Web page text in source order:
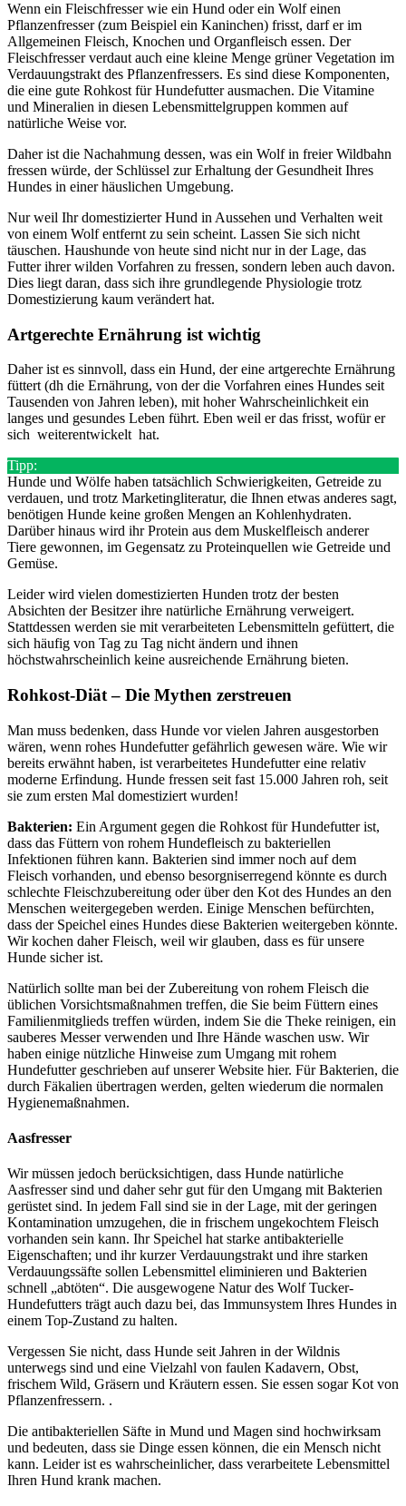
Wenn ein Fleischfresser wie ein Hund oder ein Wolf einen
Pflanzenfresser (zum Beispiel ein Kaninchen) frisst, darf er im
Allgemeinen Fleisch, Knochen und Organfleisch essen. Der
Fleischfresser verdaut auch eine kleine Menge grüner Vegetation im
Verdauungstrakt des Pflanzenfressers. Es sind diese Komponenten,
die eine gute Rohkost für Hundefutter ausmachen. Die Vitamine
und Mineralien in diesen Lebensmittelgruppen kommen auf
natürliche Weise vor.
Daher ist die Nachahmung dessen, was ein Wolf in freier Wildbahn
fressen würde, der Schlüssel zur Erhaltung der Gesundheit Ihres
Hundes in einer häuslichen Umgebung.
Nur weil Ihr domestizierter Hund in Aussehen und Verhalten weit
von einem Wolf entfernt zu sein scheint. Lassen Sie sich nicht
täuschen. Haushunde von heute sind nicht nur in der Lage, das
Futter ihrer wilden Vorfahren zu fressen, sondern leben auch davon.
Dies liegt daran, dass sich ihre grundlegende Physiologie trotz
Domestizierung kaum verändert hat.
Artgerechte Ernährung ist wichtig
Daher ist es sinnvoll, dass ein Hund, der eine artgerechte Ernährung
füttert (dh die Ernährung, von der die Vorfahren eines Hundes seit
Tausenden von Jahren leben), mit hoher Wahrscheinlichkeit ein
langes und gesundes Leben führt. Eben weil er das frisst, wofür er
sich weiterentwickelt hat.
Tipp:
Hunde und Wölfe haben tatsächlich Schwierigkeiten, Getreide zu
verdauen, und trotz Marketingliteratur, die Ihnen etwas anderes sagt,
benötigen Hunde keine großen Mengen an Kohlenhydraten.
Darüber hinaus wird ihr Protein aus dem Muskelfleisch anderer
Tiere gewonnen, im Gegensatz zu Proteinquellen wie Getreide und
Gemüse.
Leider wird vielen domestizierten Hunden trotz der besten
Absichten der Besitzer ihre natürliche Ernährung verweigert.
Stattdessen werden sie mit verarbeiteten Lebensmitteln gefüttert, die
sich häufig von Tag zu Tag nicht ändern und ihnen
höchstwahrscheinlich keine ausreichende Ernährung bieten.
Rohkost-Diät – Die Mythen zerstreuen
Man muss bedenken, dass Hunde vor vielen Jahren ausgestorben
wären, wenn rohes Hundefutter gefährlich gewesen wäre. Wie wir
bereits erwähnt haben, ist verarbeitetes Hundefutter eine relativ
moderne Erfindung. Hunde fressen seit fast 15.000 Jahren roh, seit
sie zum ersten Mal domestiziert wurden!
Bakterien: Ein Argument gegen die Rohkost für Hundefutter ist,
dass das Füttern von rohem Hundefleisch zu bakteriellen
Infektionen führen kann. Bakterien sind immer noch auf dem
Fleisch vorhanden, und ebenso besorgniserregend könnte es durch
schlechte Fleischzubereitung oder über den Kot des Hundes an den
Menschen weitergegeben werden. Einige Menschen befürchten,
dass der Speichel eines Hundes diese Bakterien weitergeben könnte.
Wir kochen daher Fleisch, weil wir glauben, dass es für unsere
Hunde sicher ist.
Natürlich sollte man bei der Zubereitung von rohem Fleisch die
üblichen Vorsichtsmaßnahmen treffen, die Sie beim Füttern eines
Familienmitglieds treffen würden, indem Sie die Theke reinigen, ein
sauberes Messer verwenden und Ihre Hände waschen usw. Wir
haben einige nützliche Hinweise zum Umgang mit rohem
Hundefutter geschrieben auf unserer Website hier. Für Bakterien, die
durch Fäkalien übertragen werden, gelten wiederum die normalen
Hygienemaßnahmen.
Aasfresser
Wir müssen jedoch berücksichtigen, dass Hunde natürliche
Aasfresser sind und daher sehr gut für den Umgang mit Bakterien
gerüstet sind. In jedem Fall sind sie in der Lage, mit der geringen
Kontamination umzugehen, die in frischem ungekochtem Fleisch
vorhanden sein kann. Ihr Speichel hat starke antibakterielle
Eigenschaften; und ihr kurzer Verdauungstrakt und ihre starken
Verdauungssäfte sollen Lebensmittel eliminieren und Bakterien
schnell „abtöten“. Die ausgewogene Natur des Wolf Tucker-
Hundefutters trägt auch dazu bei, das Immunsystem Ihres Hundes in
einem Top-Zustand zu halten.
Vergessen Sie nicht, dass Hunde seit Jahren in der Wildnis
unterwegs sind und eine Vielzahl von faulen Kadavern, Obst,
frischem Wild, Gräsern und Kräutern essen. Sie essen sogar Kot von
Pflanzenfressern. .
Die antibakteriellen Säfte in Mund und Magen sind hochwirksam
und bedeuten, dass sie Dinge essen können, die ein Mensch nicht
kann. Leider ist es wahrscheinlicher, dass verarbeitete Lebensmittel
Ihren Hund krank machen.